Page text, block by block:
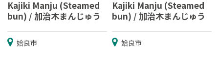
Kajiki Manju (Steamed
bun) / 加治木まんじゅう
姶良市
Kajiki Manju (Steamed
bun) / 加治木まんじゅう
姶良市